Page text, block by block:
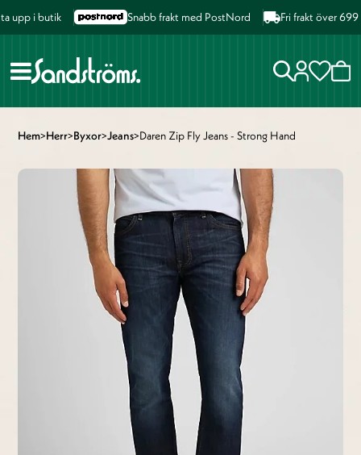
i butik Snabb frakt med PostNord Fri frakt över 699
Hem>Herr>Byxor>Jeans>Daren Zip Fly Jeans - Strong Hand